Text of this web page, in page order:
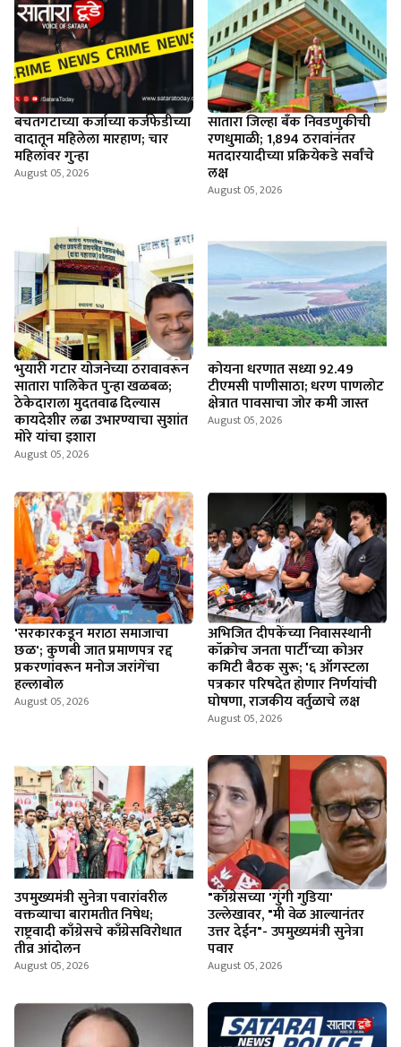
बचतगटाच्या कर्जाच्या कर्जफेडीच्या
वादातून महिलेला मारहाण; चार
महिलांवर गुन्हा
August 05, 2026
सातारा जिल्हा बँक निवडणुकीची
रणधुमाळी; 1,894 ठरावांनंतर
मतदारयादीच्या प्रक्रियेकडे सर्वांचे
लक्ष
August 05, 2026
भुयारी गटार योजनेच्या ठरावावरून
सातारा पालिकेत पुन्हा खळबळ;
ठेकेदाराला मुदतवाढ दिल्यास
कायदेशीर लढा उभारण्याचा सुशांत
मोरे यांचा इशारा
August 05, 2026
कोयना धरणात सध्या 92.49
टीएमसी पाणीसाठा; धरण पाणलोट
क्षेत्रात पावसाचा जोर कमी जास्त
August 05, 2026
'सरकारकडून मराठा समाजाचा
छळ'; कुणबी जात प्रमाणपत्र रद्द
प्रकरणांवरून मनोज जरांगेंचा
हल्लाबोल
August 05, 2026
अभिजित दीपकेंच्या निवासस्थानी
कॉक्रोच जनता पार्टी'च्या कोअर
कमिटी बैठक सुरू; '६ ऑगस्टला
पत्रकार परिषदेत होणार निर्णयांची
घोषणा, राजकीय वर्तुळाचे लक्ष
August 05, 2026
उपमुख्यमंत्री सुनेत्रा पवारांवरील
वक्तव्याचा बारामतीत निषेध;
राष्ट्रवादी काँग्रेसचे काँग्रेसविरोधात
तीव्र आंदोलन
August 05, 2026
"काँग्रेसच्या 'गुंगी गुडिया'
उल्लेखावर, "मी वेळ आल्यानंतर
उत्तर देईन"- उपमुख्यमंत्री सुनेत्रा
पवार
August 05, 2026